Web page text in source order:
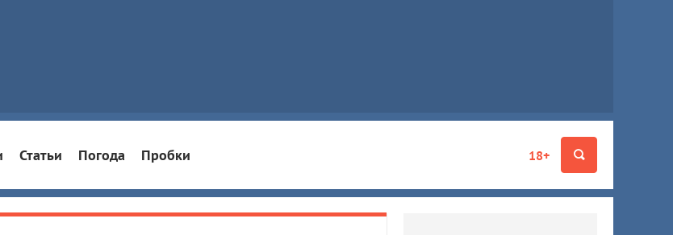
18+
Статьи Погода Пробки